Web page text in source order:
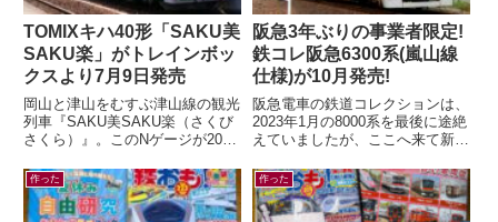
TOMIXキハ40形「SAKU美
SAKU楽」がトレインボッ
クスより7月9日発売
岡山と津山をむすぶ津山線の観光
列車『SAKU美SAKU楽（さくび
さくら）』。このNゲージが2026
ックスにて限定販売されます...
阪急3年ぶりの事業者限定!
鉄コレ阪急6300系(嵐山線
仕様)が10月発売!
阪急電車の鉄道コレクションは、
2023年1月の8000系を最後に途絶
えていましたが、ここへ来て新製
さよなら阪急6300系（嵐山線
仕...
作った 作った